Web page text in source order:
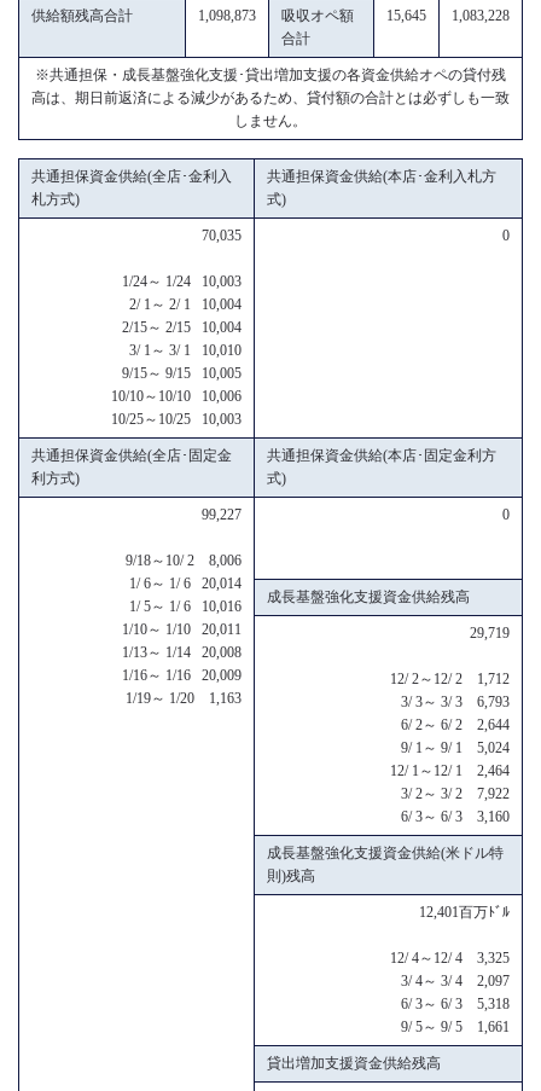
供給額残高合計 1,098,873
吸収オペ額
合計
15,645 1,083,228
※共通担保・成長基盤強化支援･貸出増加支援の各資金供給オペの貸付残
高は、期日前返済による減少があるため、貸付額の合計とは必ずしも一致
しません。
共通担保資金供給(全店･金利入
札方式)
共通担保資金供給(本店･金利入札方
式)
70,035
1/24～ 1/24 10,003
2/ 1～ 2/ 1 10,004
2/15～ 2/15 10,004
3/ 1～ 3/ 1 10,010
9/15～ 9/15 10,005
10/10～10/10 10,006
10/25～10/25 10,003
0
共通担保資金供給(全店･固定金
利方式)
共通担保資金供給(本店･固定金利方
式)
99,227
9/18～10/ 2 8,006
1/ 6～ 1/ 6 20,014
1/ 5～ 1/ 6 10,016
1/10～ 1/10 20,011
1/13～ 1/14 20,008
1/16～ 1/16 20,009
1/19～ 1/20 1,163
0
成長基盤強化支援資金供給残高
29,719
12/ 2～12/ 2 1,712
3/ 3～ 3/ 3 6,793
6/ 2～ 6/ 2 2,644
9/ 1～ 9/ 1 5,024
12/ 1～12/ 1 2,464
3/ 2～ 3/ 2 7,922
6/ 3～ 6/ 3 3,160
成長基盤強化支援資金供給(米ドル特
則)残高
12,401百万ﾄﾞﾙ
12/ 4～12/ 4 3,325
3/ 4～ 3/ 4 2,097
6/ 3～ 6/ 3 5,318
9/ 5～ 9/ 5 1,661
貸出増加支援資金供給残高